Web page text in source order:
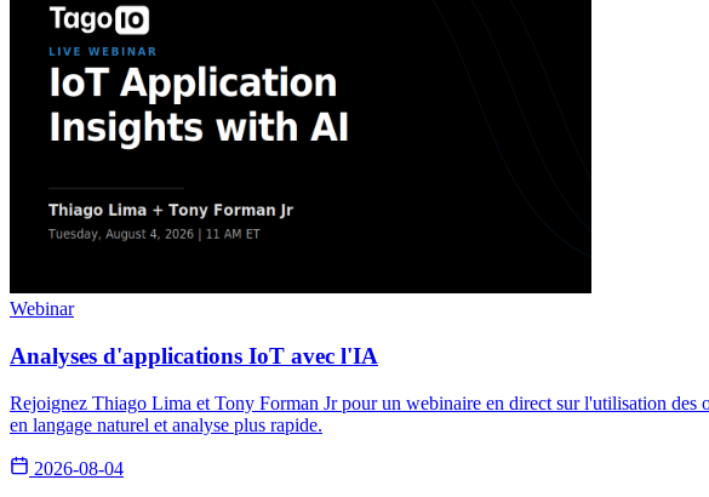
Webinar
Analyses d'applications IoT avec l'IA
Rejoignez Thiago Lima et Tony Forman Jr pour un webinaire en direct sur l'utilisation des
en langage naturel et analyse plus rapide.
2026-08-04